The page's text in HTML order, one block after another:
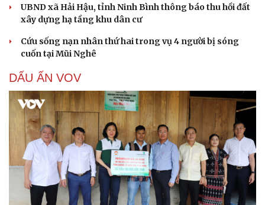
UBND xã Hải Hậu, tỉnh Ninh Bình thông báo thu hồi đất
xây dựng hạ tầng khu dân cư
Cứu sống nạn nhân thứ hai trong vụ 4 người bị sóng
cuốn tại Mũi Nghê
DẤU ẤN VOV